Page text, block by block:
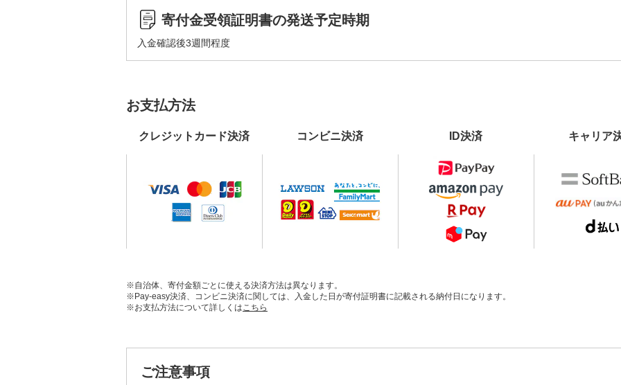
寄付金受領証明書の発送予定時期
入金確認後3週間程度
お支払方法
クレジットカード決済 コンビニ決済 ID決済 キャリア
※自治体、寄付金額ごとに使える決済方法は異なります。
※Pay-easy決済、コンビニ決済に関しては、入金した日が寄付証明書に記載される納付日になります。
※お支払方法について詳しくはこちら
ご注意事項